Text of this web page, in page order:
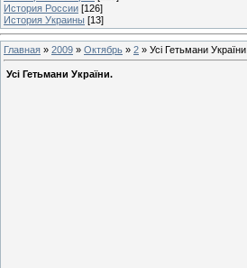
История России [126]
История Украины [13]
Главная » 2009 » Октябрь » 2 » Усі Гетьмани України.
Усі Гетьмани України.